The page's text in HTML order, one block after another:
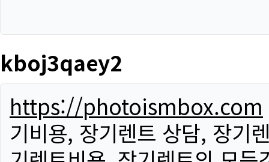
kboj3qaey2
https://photoismbox.com
기비용, 장기렌트 상담, 장기